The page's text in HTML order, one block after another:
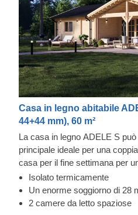
Casa in legno abitabile
44+44 mm), 60 m²
La casa in legno ADELE S
principale ideale per una
casa per il fine settimana per
alla sua disposizione
camere da letto su un lato e un
cucina sull'altro, ADELE S
Isolato termicamente
Un enorme soggiorno di 28
2 camere da letto spaziose